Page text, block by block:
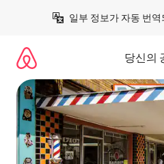
일부 정보가 자동 번
당신의